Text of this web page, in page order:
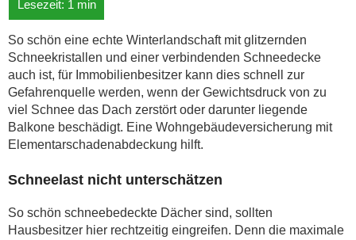
So schön eine echte Winterlandschaft mit glitzernden
Schneekristallen und einer verbindenden Schneedecke
auch ist, für Immobilienbesitzer kann dies schnell zur
Gefahrenquelle werden, wenn der Gewichtsdruck von zu
viel Schnee das Dach zerstört oder darunter liegende
Balkone beschädigt. Eine Wohngebäudeversicherung mit
Elementarschadenabdeckung hilft.
Schneelast nicht unterschätzen
So schön schneebedeckte Dächer sind, sollten
Hausbesitzer hier rechtzeitig eingreifen. Denn die maximale